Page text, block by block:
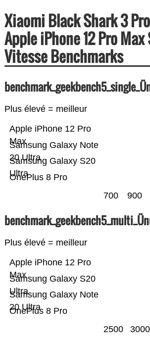
Xiaomi Black Shark 3
Apple iPhone 12 Pro
Vitesse Benchmarks
Plus élevé = meilleur
OnePlus 8 Pro
Samsung Galaxy S20
Ultra
Samsung Galaxy Note
20 Ultra
Apple iPhone 12 Pro
Max
700 900
Plus élevé = meilleur
OnePlus 8 Pro
Samsung Galaxy Note
20 Ultra
Samsung Galaxy S20
Ultra
Apple iPhone 12 Pro
Max
2500 3000